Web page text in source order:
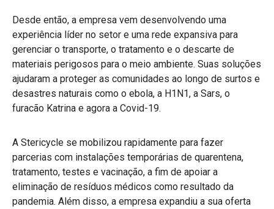
Desde então, a empresa vem desenvolvendo uma
experiência líder no setor e uma rede expansiva para
gerenciar o transporte, o tratamento e o descarte de
materiais perigosos para o meio ambiente. Suas soluções
ajudaram a proteger as comunidades ao longo de surtos e
desastres naturais como o ebola, a H1N1, a Sars, o
furacão Katrina e agora a Covid-19.
A Stericycle se mobilizou rapidamente para fazer
parcerias com instalações temporárias de quarentena,
tratamento, testes e vacinação, a fim de apoiar a
eliminação de resíduos médicos como resultado da
pandemia. Além disso, a empresa expandiu a sua oferta